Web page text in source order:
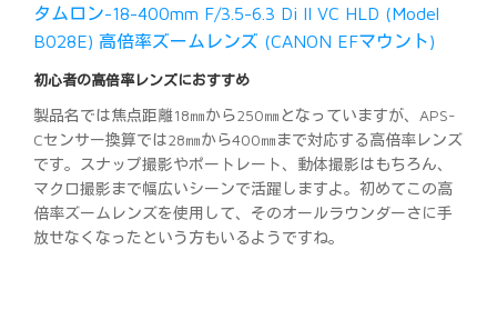
タムロン-18-400mm F/3.5-6.3 Di II VC HLD (Model
B028E) 高倍率ズームレンズ (CANON EFマウント)
初心者の高倍率レンズにおすすめ
製品名では焦点距離18㎜から250㎜となっていますが、APS-
Cセンサー換算では28㎜から400㎜まで対応する高倍率レンズ
です。スナップ撮影やポートレート、動体撮影はもちろん、
マクロ撮影まで幅広いシーンで活躍しますよ。初めてこの高
倍率ズームレンズを使用して、そのオールラウンダーさに手
放せなくなったという方もいるようですね。